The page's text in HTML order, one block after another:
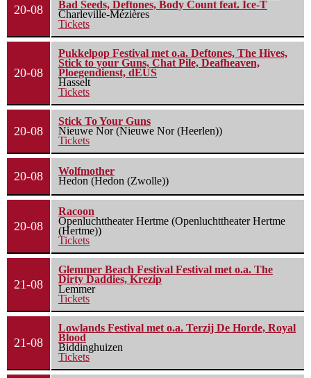
20-08
Bad Seeds, Deftones, Body Count feat. Ice-T
Charleville-Mézières
Tickets
20-08
Pukkelpop Festival met o.a. Deftones, The Hives,
Stick to your Guns, Chat Pile, Deafheaven,
Ploegendienst, dEUS
Hasselt
Tickets
20-08
Stick To Your Guns
Nieuwe Nor (Nieuwe Nor (Heerlen))
Tickets
20-08
Wolfmother
Hedon (Hedon (Zwolle))
20-08
Racoon
Openluchttheater Hertme (Openluchttheater Hertme
(Hertme))
Tickets
21-08
Glemmer Beach Festival Festival met o.a. The
Dirty Daddies, Krezip
Lemmer
Tickets
21-08
Lowlands Festival met o.a. Terzij De Horde, Royal
Blood
Biddinghuizen
Tickets